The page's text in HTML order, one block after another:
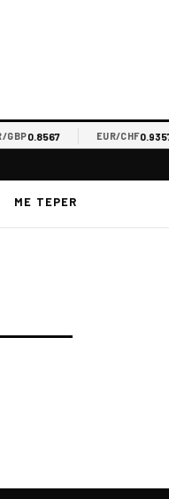
GBP0.8567 EUR/CHF0.9357
ME TEPER